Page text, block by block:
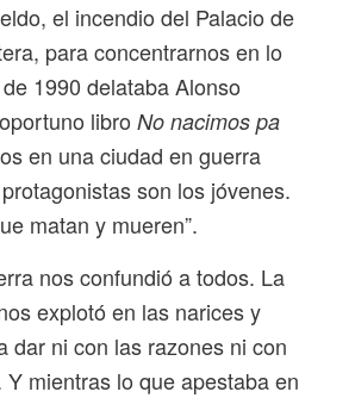
el incendio del Palacio de
para concentrarnos en lo
1990 delataba Alonso
libro No nacimos pa
en una ciudad en guerra
son los jóvenes.
matan y mueren”.
nos confundió a todos. La
explotó en las narices y
dar ni con las razones ni con
Y mientras lo que apestaba en